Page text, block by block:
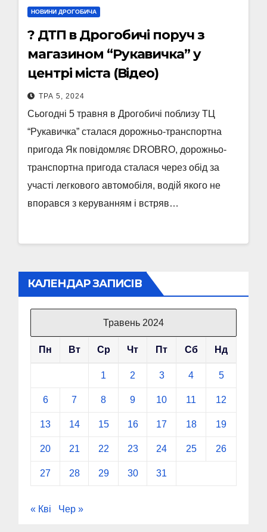
НОВИНИ ДРОГОБИЧА
? ДТП в Дрогобичі поруч з
магазином “Рукавичка” у
центрі міста (Відео)
ТРА 5, 2024
Сьогодні 5 травня в Дрогобичі поблизу ТЦ
“Рукавичка” сталася дорожньо-транспортна
пригода Як повідомляє DROBRO, дорожньо-
транспортна пригода сталася через обід за
участі легкового автомобіля, водій якого не
впорався з керуванням і встряв…
КАЛЕНДАР ЗАПИСІВ
Травень 2024
Пн Вт Ср Чт Пт Сб Нд
1 2 3 4 5
6 7 8 9 10 11 12
13 14 15 16 17 18 19
20 21 22 23 24 25 26
27 28 29 30 31
« Кві Чер »